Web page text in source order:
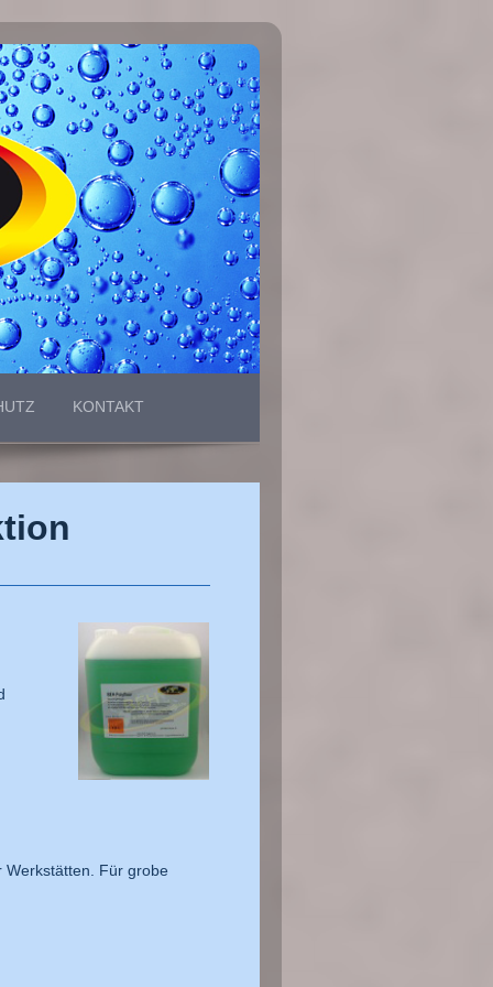
KONTAKT
Werkstätten. Für grobe